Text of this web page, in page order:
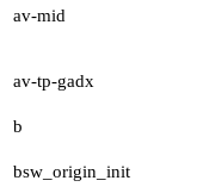
av-mid
av-tp-gadx
b
bsw_origin_init